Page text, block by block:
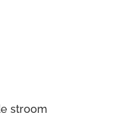
stroom